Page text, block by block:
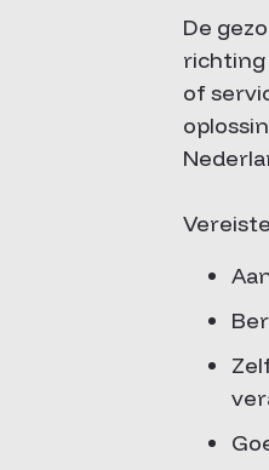
De
richting
of